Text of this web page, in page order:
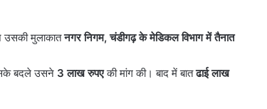
उसकी मुलाकातनगर निगम,चंडीगढ़ के मेडिकल विभाग में तैनात
बदले उसने 3लाख रुपएकी मांग की। बाद में बातढाई लाख